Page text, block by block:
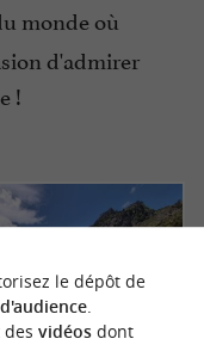
monde où
d'admirer
!
le dépôt de
.
vidéosdont